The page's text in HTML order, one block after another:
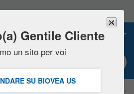
15%!
Gentile Cliente
un sito per voi
SU BIOVEA US